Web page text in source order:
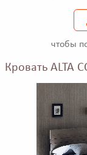
чтобы
Кровать ALTA